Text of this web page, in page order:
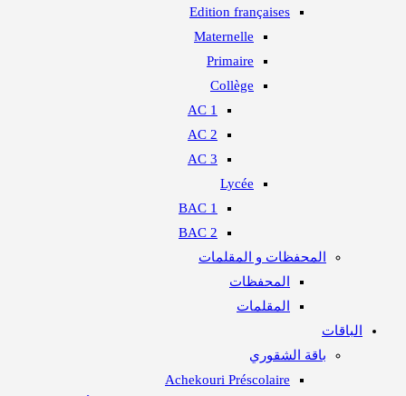
Edition françaises
Maternelle
Primaire​
Collège
1 AC
2 AC
3 AC
Lycée
1 BAC
2 BAC
المحفظات و المقلمات
المحفظات
المقلمات
الباقات
باقة الشقوري
Achekouri Préscolaire